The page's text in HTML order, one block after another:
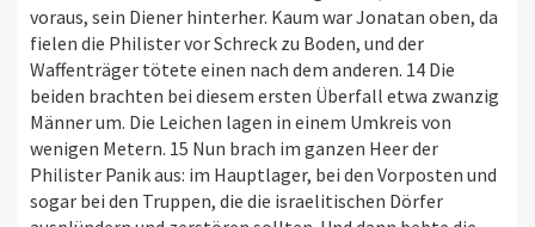
voraus, sein Diener hinterher. Kaum war Jonatan oben, da
fielen die Philister vor Schreck zu Boden, und der
Waffenträger tötete einen nach dem anderen. 14 Die
beiden brachten bei diesem ersten Überfall etwa zwanzig
Männer um. Die Leichen lagen in einem Umkreis von
wenigen Metern. 15 Nun brach im ganzen Heer der
Philister Panik aus: im Hauptlager, bei den Vorposten und
sogar bei den Truppen, die die israelitischen Dörfer